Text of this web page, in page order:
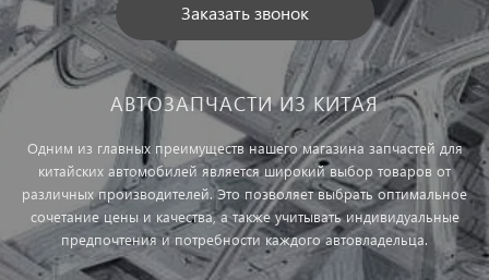
Заказать звонок
АВТОЗАПЧАСТИ ИЗ КИТАЯ
Одним из главных преимуществ нашего магазина запчастей для
китайских автомобилей является широкий выбор товаров от
различных производителей. Это позволяет выбрать оптимальное
сочетание цены и качества, а также учитывать индивидуальные
предпочтения и потребности каждого автовладельца.